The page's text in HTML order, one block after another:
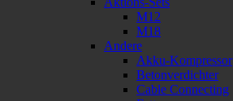
M12
M18
Andere
Akku-Kompressor
Betonverdichter
Cable Connecting